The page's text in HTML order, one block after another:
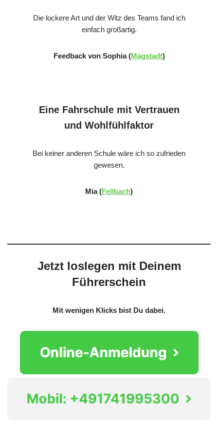
Die lockere Art und der Witz des Teams fand ich
einfach großartig.
Feedback von Sophia (Magstadt)
Eine Fahrschule mit Vertrauen
und Wohlfühlfaktor
Bei keiner anderen Schule wäre ich so zufrieden
gewesen.
Mia (Fellbach)
Jetzt loslegen mit Deinem
Führerschein
Mit wenigen Klicks bist Du dabei.